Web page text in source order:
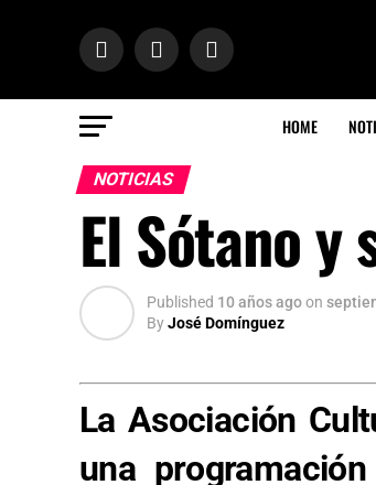
HOME
NOTICIAS
El Sótano
Published 10 años agoon
ByJosé Domínguez
La Asociación
una